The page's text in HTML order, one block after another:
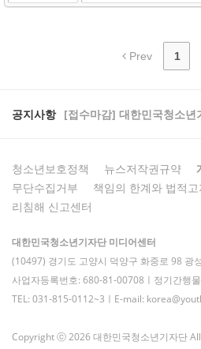
Prev 1
공지사항 [접수마감] 대한민국청소
청소년보호정책 뉴스저작권규약
무단수집거부
책임의 한계와 법적고
리침해 신고센터
대한민국청소년기자단 미디어센터
(10497) 경기도 고양시 덕양구 화중로 98 광
사업자등록번호: 680-81-00708ㅣ정기간행
TEL: 031-815-0112~3ㅣE-mail:
Copyright ⓒ 2026 대한민국청소년기자단